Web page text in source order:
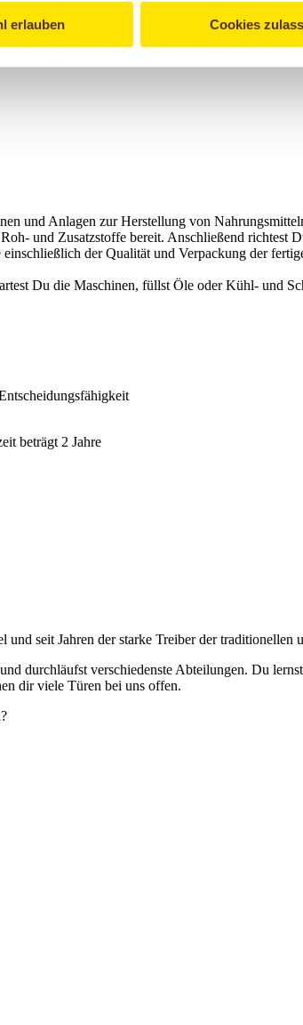
erlauben Cookies
und Anlagen zur Herstellung von
und Zusatzstoffe bereit. Anschließend richtest
der Qualität und Verpackung der
Du die Maschinen, füllst Öle oder Kühl- und
beträgt 2 Jahre
seit Jahren der starke Treiber der traditionellen
durchläufst verschiedenste Abteilungen. Du
dir viele Türen bei uns offen.